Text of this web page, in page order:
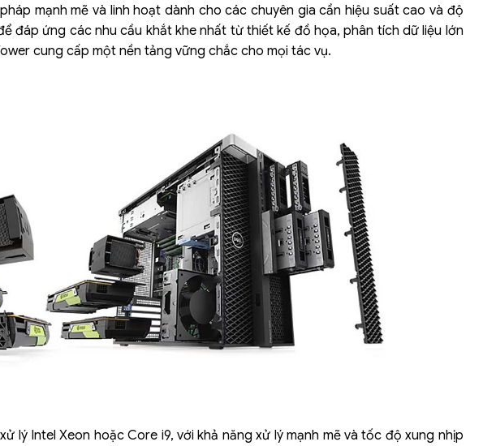
mạnh mẽ và linh hoạt dành cho các chuyên gia cần hiệu suất cao và độ
đáp ứng các nhu cầu khắt khe nhất từ thiết kế đồ họa, phân tích dữ liệu lớn
cung cấp một nền tảng vững chắc cho mọi tác vụ.
lý Intel Xeon hoặc Core i9, với khả năng xử lý mạnh mẽ và tốc độ xung nhịp